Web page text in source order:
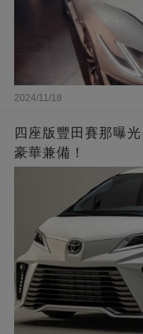
2024/11/18
四座版豐田賽那曝
豪華兼備！